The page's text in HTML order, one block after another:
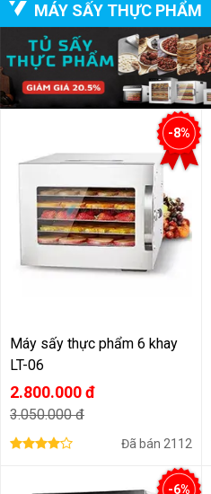
MÁY SẤY THỰC PHẨM
-8%
Máy sấy thực phẩm 6 khay
LT-06
2.800.000 đ
3.050.000 đ
Đã bán 2112
-6%